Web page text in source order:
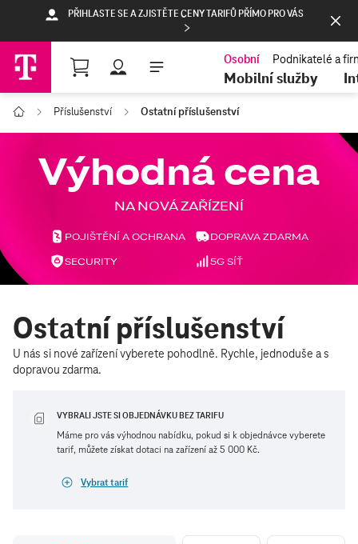
PŘIHLASTE SE A ZJISTĚTE CENY TARIFŮ PŘÍMO PRO VÁS
Nákupní košík
Mobilní služby
T-Mobile Příslušenství Ostatní příslušenství
Ostatní příslušenství
U nás si nové zařízení vyberete pohodlně. Rychle, jednoduše a s
dopravou zdarma.
VYBRALI JSTE SI OBJEDNÁVKU BEZ TARIFU
Máme pro vás výhodnou nabídku, pokud si k objednávce vyberete
tarif, můžete získat dotaci na zařízení až 5 000 Kč.
Vybrat tarif